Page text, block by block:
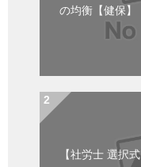
の均衡【健保】
【社労士 選択